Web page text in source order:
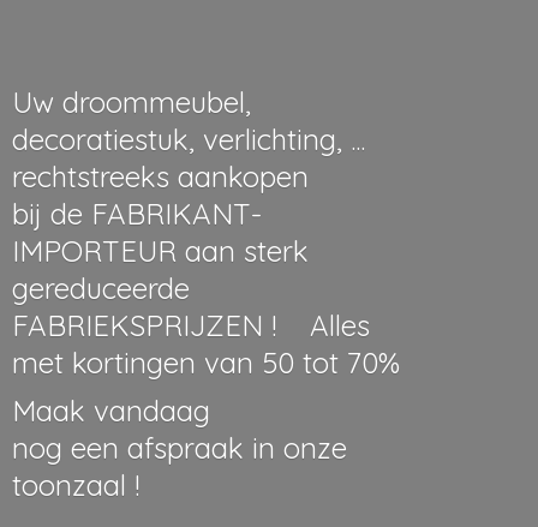
Uw droommeubel,
decoratiestuk, verlichting, ...
rechtstreeks aankopen
bij de FABRIKANT-
IMPORTEUR aan sterk
gereduceerde
FABRIEKSPRIJZEN ! Alles
met kortingen van 50 tot 70%
Maak vandaag
nog een afspraak in onze
toonzaal !